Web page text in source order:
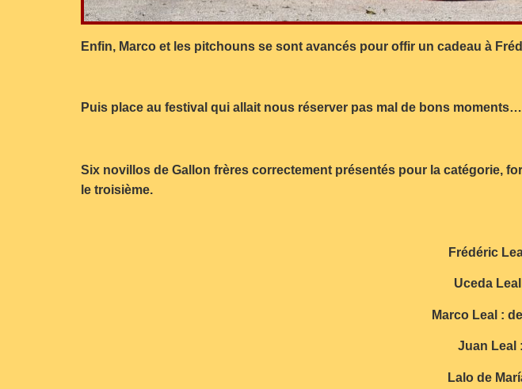
Enfin, Marco et les pitchouns se sont avancés pour offir un cadeau à
Puis place au festival qui allait nous réserver pas mal de bons moments…
Six novillos de Gallon frères correctement présentés pour la catégorie,
le troisième.
Frédéric
Uceda
Marco Leal :
Juan Leal
Lalo de